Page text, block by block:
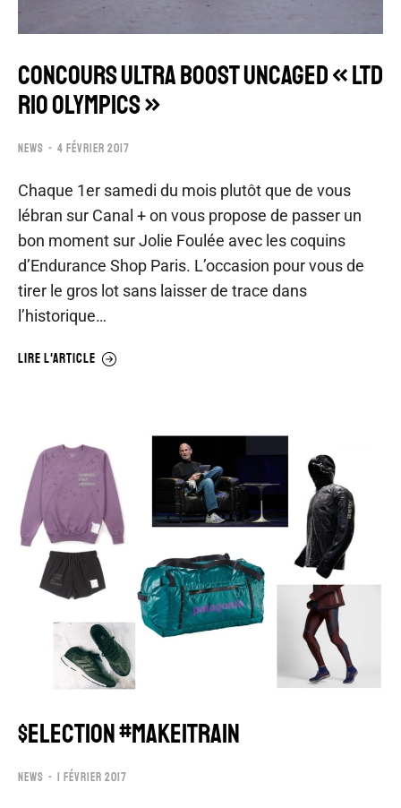
CONCOURS ULTRA BOOST UNCAGED « LTD
RIO OLYMPICS »
NEWS 4 FÉVRIER 2017
Chaque 1er samedi du mois plutôt que de vous
lébran sur Canal + on vous propose de passer un
bon moment sur Jolie Foulée avec les coquins
d’Endurance Shop Paris. L’occasion pour vous de
tirer le gros lot sans laisser de trace dans
l’historique…
LIRE L'ARTICLE
$ELECTION #MAKEITRAIN
NEWS 1 FÉVRIER 2017